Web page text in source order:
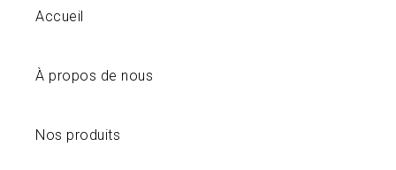
Accueil
À propos de nous
Nos produits